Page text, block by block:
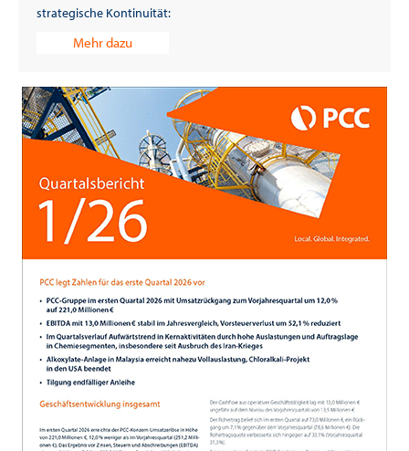
strategische Kontinuität:
Mehr dazu